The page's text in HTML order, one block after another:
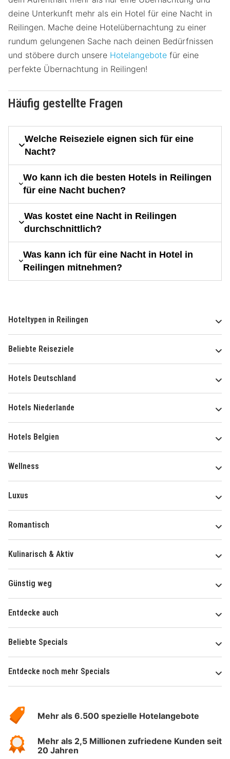
deine Unterkunft mehr als ein Hotel für eine Nacht in
Reilingen. Mache deine Hotelübernachtung zu einer
rundum gelungenen Sache nach deinen Bedürfnissen
und stöbere durch unsere Hotelangebote für eine
perfekte Übernachtung in Reilingen!
Häufig gestellte Fragen
Welche Reiseziele eignen sich für eine
Nacht?
Wo kann ich die besten Hotels in Reilingen
für eine Nacht buchen?
Was kostet eine Nacht in Reilingen
durchschnittlich?
Was kann ich für eine Nacht in Hotel in
Reilingen mitnehmen?
Hoteltypen in Reilingen
Beliebte Reiseziele
Hotels Deutschland
Hotels Niederlande
Hotels Belgien
Wellness
Luxus
Romantisch
Kulinarisch & Aktiv
Günstig weg
Entdecke auch
Beliebte Specials
Entdecke noch mehr Specials
Hotelspecials
Mehr als 6.500 spezielle Hotelangebote
Mehr als 2,5 Millionen zufriedene Kunden seit
20 Jahren